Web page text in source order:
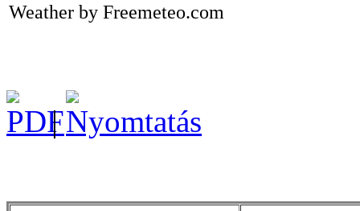
Weather by Freemeteo.com
|